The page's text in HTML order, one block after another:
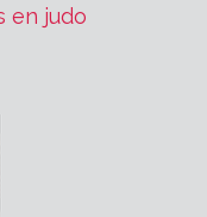
en judo